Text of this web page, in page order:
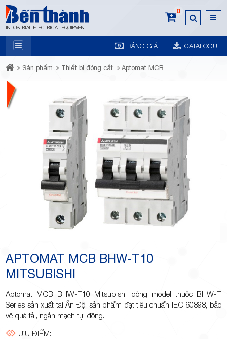
INDUSTRIAL ELECTRICAL EQUIPMENT
0
BẢNG GIÁ CATALOGUE
7A
Trương
Minh
Giảng,
Sản phẩm Thiết bị đóng cắt Aptomat MCB
APTOMAT MCB BHW-T10
MITSUBISHI
Aptomat MCB BHW-T10 Mitsubishi dòng model thuộc BHW-T
Series sản xuất tại Ấn Độ, sản phẩm đạt tiêu chuẩn IEC 60898, bảo
vệ quá tải, ngắn mạch tự động.
ƯU ĐIỂM: